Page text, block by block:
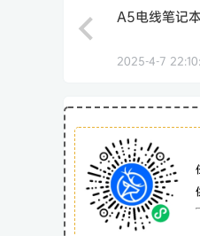
A5电线笔记
2025-4-7